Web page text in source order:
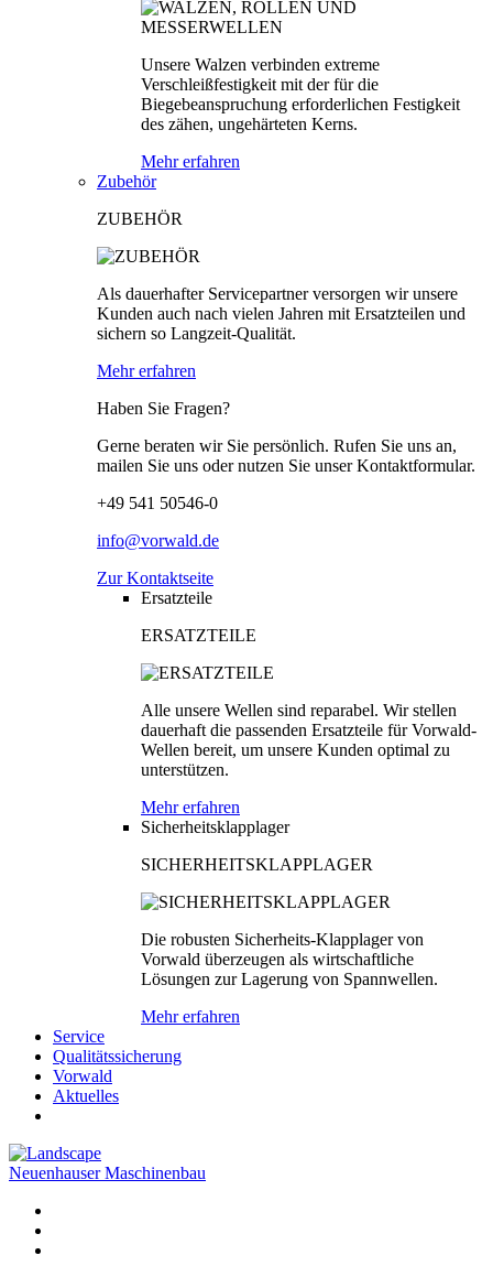
Unsere Walzen verbinden extreme
Verschleißfestigkeit mit der für die
Biegebeanspruchung erforderlichen Festigkeit
des zähen, ungehärteten Kerns.
Mehr erfahren
Zubehör
ZUBEHÖR
Als dauerhafter Servicepartner versorgen wir unsere
Kunden auch nach vielen Jahren mit Ersatzteilen und
sichern so Langzeit-Qualität.
Mehr erfahren
Haben Sie Fragen?
Gerne beraten wir Sie persönlich. Rufen Sie uns an,
mailen Sie uns oder nutzen Sie unser Kontaktformular.
+49 541 50546-0
info@vorwald.de
Zur Kontaktseite
Ersatzteile
ERSATZTEILE
Alle unsere Wellen sind reparabel. Wir stellen
dauerhaft die passenden Ersatzteile für Vorwald-
Wellen bereit, um unsere Kunden optimal zu
unterstützen.
Mehr erfahren
Sicherheitsklapplager
SICHERHEITSKLAPPLAGER
Die robusten Sicherheits-Klapplager von
Vorwald überzeugen als wirtschaftliche
Lösungen zur Lagerung von Spannwellen.
Mehr erfahren
Service
Qualitätssicherung
Vorwald
Aktuelles
Neuenhauser Maschinenbau